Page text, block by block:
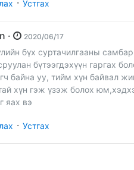
Устгах
Zochin · 2020/06/17
бүх суртачилгааны
бүтээгдэхүүн гаргах
байна уу, тийм хүн байвал
хүн гэж үзэж болох
яах вэ
· Устгах